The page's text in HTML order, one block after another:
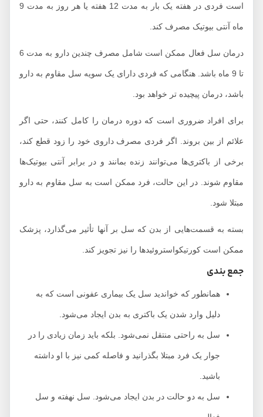
است فردی در هفته یک بار به مدت 12 هفته یا هر روز به مدت 9
ماه آنتی بیوتیک مصرف کند.
درمان سل فعال ممکن است شامل مصرف چندین دارو به مدت 6
تا 9 ماه باشد. هنگامی که فردی دارای یک سویه سل مقاوم به دارو
باشد، درمان پیچیده تر خواهد بود.
برای افراد ضروری است که دوره درمان را کامل کنند، حتی اگر
علائم از بین بروند. اگر فردی مصرف داروی خود را زود قطع کند،
برخی از باکتری‌ها می‌توانند زنده بمانند و در برابر آنتی بیوتیک‌ها
مقاوم شوند. در این حالت، فرد ممکن است به سل مقاوم به دارو
مبتلا شود.
بسته به قسمت‌هایی از بدن که سل بر آنها تأثیر می‌گذارد، پزشک
ممکن است کورتیکواستروئیدها را نیز تجویز کند.
جمع بندی
همانطور که خواندید سل یک بیماری عفونی است که به
دلیل وارد شدن یک باکتری به بدن ایجاد می‌شود.
سل به راحتی منتقل نمی‌شود. بلکه باید زمان زیادی را در
جوار یک فرد مبتلا بگذرانید و فاصله کمی نیز با او داشته
باشید.
سل به دو حالت در بدن ایجاد می‌شود. سل نهفته و سل